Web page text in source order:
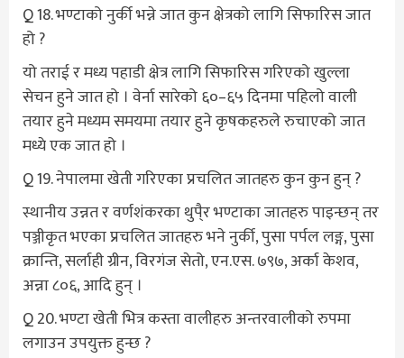
Q 18. भण्टाको नुर्की भन्ने जात कुन क्षेत्रको लागि सिफारिस जात
हो ?
यो तराई र मध्य पहाडी क्षेत्र लागि सिफारिस गरिएको खुल्ला
सेचन हुने जात हो । वेर्ना सारेको ६०–६५ दिनमा पहिलो वाली
तयार हुने मध्यम समयमा तयार हुने कृषकहरुले रुचाएको जात
मध्ये एक जात हो ।
Q 19. नेपालमा खेती गरिएका प्रचलित जातहरु कुन कुन हुन् ?
स्थानीय उन्नत र वर्णशंकरका थुपै्र भण्टाका जातहरु पाइन्छन् तर
पञ्जीकृत भएका प्रचलित जातहरु भने नुर्की, पुसा पर्पल लङ्ग, पुसा
क्रान्ति, सर्लाही ग्रीन, विरगंज सेतो, एन.एस. ७९७, अर्का केशव,
अन्ना ८०६, आदि हुन् ।
Q 20. भण्टा खेती भित्र कस्ता वालीहरु अन्तरवालीको रुपमा
लगाउन उपयुक्त हुन्छ ?